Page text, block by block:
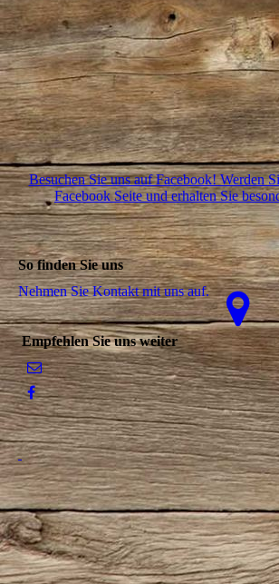
Besuchen Sie uns auf Facebook! Werden
Facebook Seite und erhalten Sie
So finden Sie uns
Nehmen Sie Kontakt mit uns auf.
Empfehlen Sie uns weiter